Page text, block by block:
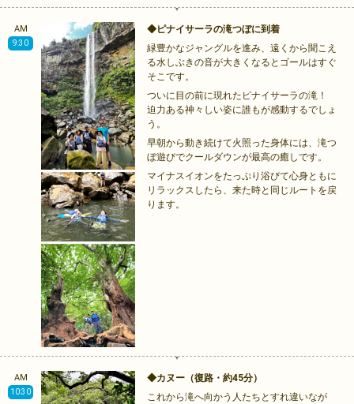
AM
9:30
◆ピナイサーラの滝つぼに到着
緑豊かなジャングルを進み、遠くから聞こえ
る水しぶきの音が大きくなるとゴールはすぐ
そこです。
ついに目の前に現れたピナイサーラの滝！
迫力ある神々しい姿に誰もが感動するでしょ
う。
早朝から動き続けて火照った身体には、滝つ
ぼ遊びでクールダウンが最高の癒しです。
マイナスイオンをたっぷり浴びて心身ともに
リラックスしたら、来た時と同じルートを戻
ります。
AM
10:30
◆カヌー（復路・約45分）
これから滝へ向かう人たちとすれ違いなが